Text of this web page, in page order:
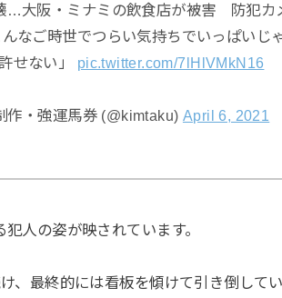
…大阪・ミナミの飲食店が被害 防犯カ
なご時世でつらい気持ちでいっぱいじ
せない」 pic.twitter.com/7lHlVMkN16
・強運馬券 (@kimtaku) April 6, 2021
人の姿が映されています。
、最終的には看板を傾けて引き倒してい